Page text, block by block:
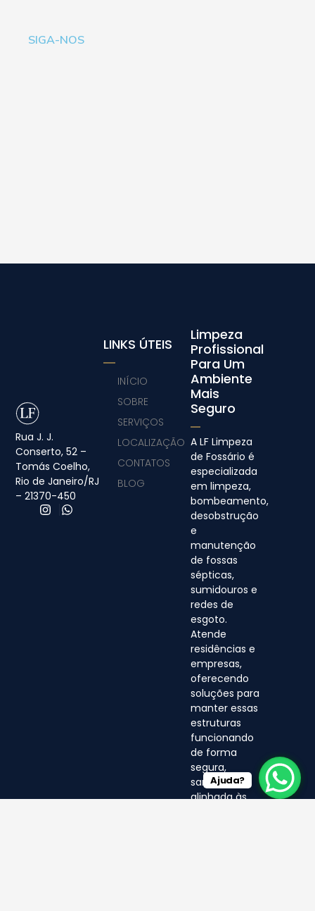
SIGA-NOS
Rua J. J.
Conserto, 52 –
Tomás Coelho,
Rio de Janeiro/RJ
– 21370-450
Limpeza
Profissional
Para Um
Ambiente
Mais
Seguro
A LF Limpeza
de Fossário é
especializada
em limpeza,
bombeamento,
desobstrução
e
manutenção
de fossas
sépticas,
sumidouros e
redes de
esgoto.
Atende
residências e
empresas,
oferecendo
soluções para
manter essas
estruturas
funcionando
de forma
segura,
sanitária e
alinhada às
LINKS ÚTEIS
INÍCIO
SOBRE
SERVIÇOS
LOCALIZAÇÃO
CONTATOS
BLOG
Ajuda?